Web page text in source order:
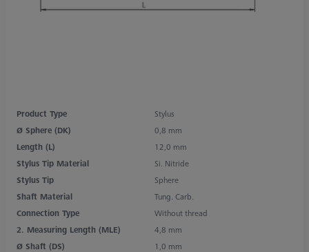
Product Type
Stylus
Ø Sphere (DK)
0,8 mm
Length (L)
12,0 mm
Stylus Tip Material
Si. Nitride
Stylus Tip
Sphere
Shaft Material
Tung. Carb.
Connection Type
Without thread
2. Measuring Length (MLE)
4,8 mm
Ø Shaft (DS)
1,0 mm